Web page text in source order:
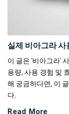
실제 비아그라
이 글은 '비아그라'
용량, 사용 경험 및
해 궁금하다면, 이
다.
Read More